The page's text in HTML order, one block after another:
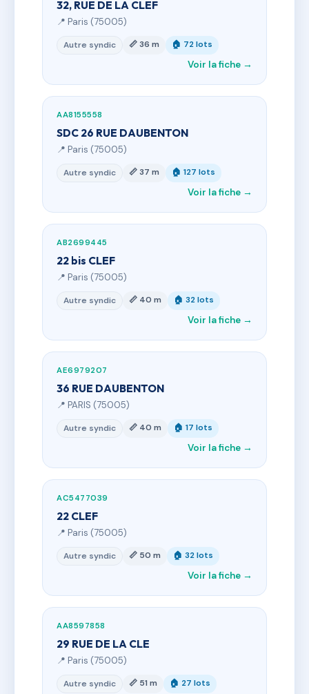
32, RUE DE LA CLEF
📍 Paris (75005)
Autre syndic 📏 36 m 🏠 72 lots
Voir la fiche →
AA8155558
SDC 26 RUE DAUBENTON
📍 Paris (75005)
Autre syndic 📏 37 m 🏠 127 lots
Voir la fiche →
AB2699445
22 bis CLEF
📍 Paris (75005)
Autre syndic 📏 40 m 🏠 32 lots
Voir la fiche →
AE6979207
36 RUE DAUBENTON
📍 PARIS (75005)
Autre syndic 📏 40 m 🏠 17 lots
Voir la fiche →
AC5477039
22 CLEF
📍 Paris (75005)
Autre syndic 📏 50 m 🏠 32 lots
Voir la fiche →
AA8597858
29 RUE DE LA CLE
📍 Paris (75005)
Autre syndic 📏 51 m 🏠 27 lots